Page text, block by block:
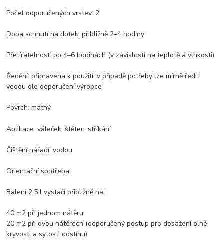
Počet doporučených vrstev: 2
Doba schnutí na dotek: přibližně 2–4 hodiny
Přetíratelnost: po 4–6 hodinách (v závislosti na teplotě a vlhkosti)
Ředění: připravena k použití, v případě potřeby lze mírně ředit
vodou dle doporučení výrobce
Povrch: matný
Aplikace: váleček, štětec, stříkání
Čištění nářadí: vodou
Orientační spotřeba
Balení 2,5 l vystačí přibližně na:
40 m2 při jednom nátěru
20 m2 při dvou nátěrech (doporučený postup pro dosažení plné
kryvosti a sytosti odstínu)